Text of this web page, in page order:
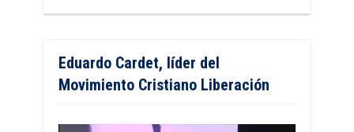
Eduardo Cardet, líder del
Movimiento Cristiano Liberación